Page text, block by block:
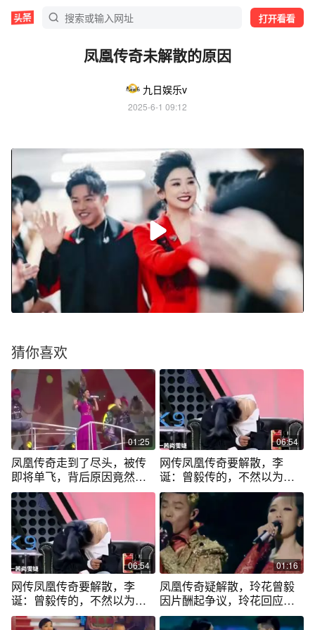
打开看看
凤凰传奇未解散的原因
九日娱乐v
2025-6-1 09:12
猜你喜欢
01:25
凤凰传奇走到了尽头，被传
即将单飞，背后原因竟然是
因为爱
06:54
网传凤凰传奇要解散，李
诞：曾毅传的，不然以为就
一个人
06:54
网传凤凰传奇要解散，李
诞：曾毅传的，不然以为就
一个人hhkk
01:16
凤凰传奇疑解散，玲花曾毅
因片酬起争议，玲花回应了
真相